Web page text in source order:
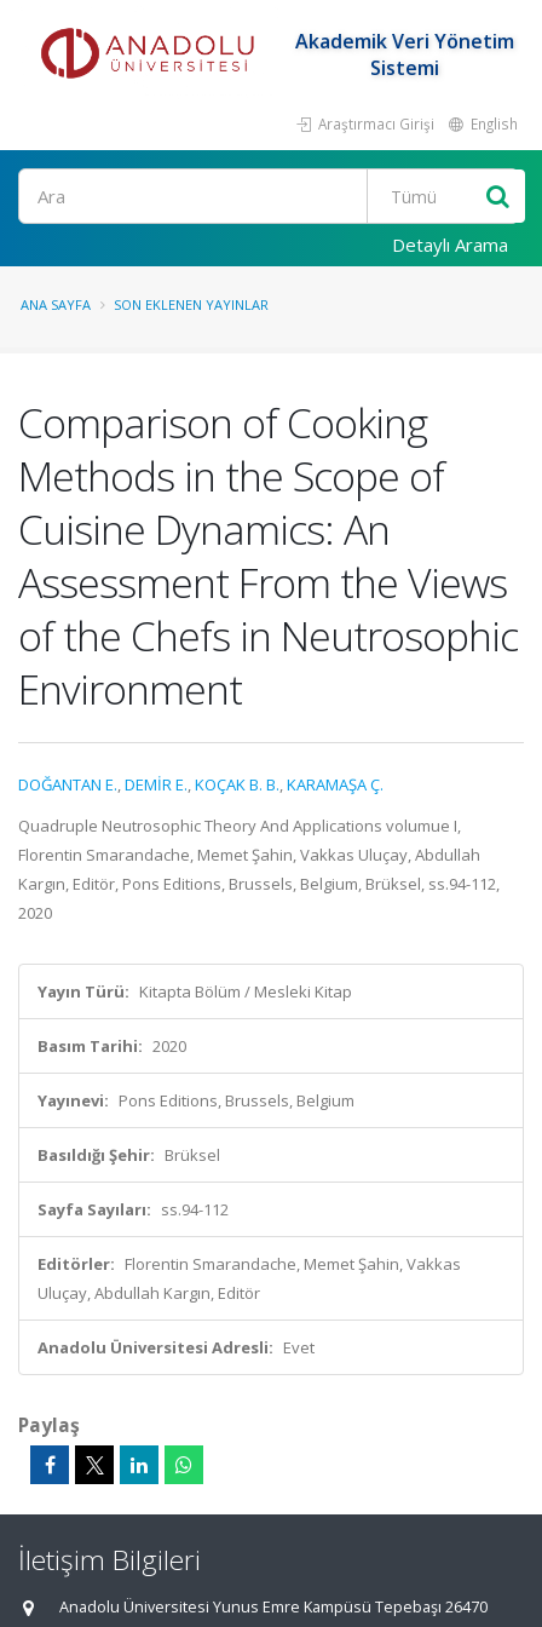
Akademik Veri Yönetim
Sistemi
Araştırmacı Girişi English
Ara
Detaylı Arama
ANA SAYFA SON EKLENEN YAYINLAR
Comparison of Cooking
Methods in the Scope of
Cuisine Dynamics: An
Assessment From the Views
of the Chefs in Neutrosophic
Environment
DOĞANTAN E.,DEMİR E.,KOÇAK B. B.,KARAMAŞA Ç.
Quadruple Neutrosophic Theory And Applications volumue I,
Florentin Smarandache, Memet Şahin, Vakkas Uluçay, Abdullah
Kargın, Editör, Pons Editions, Brussels, Belgium, Brüksel, ss.94-112,
2020
Yayın Türü: Kitapta Bölüm / Mesleki Kitap
Basım Tarihi: 2020
Yayınevi: Pons Editions, Brussels, Belgium
Basıldığı Şehir: Brüksel
Sayfa Sayıları: ss.94-112
Editörler: Florentin Smarandache, Memet Şahin, Vakkas
Uluçay, Abdullah Kargın, Editör
Anadolu Üniversitesi Adresli: Evet
Paylaş
İletişim Bilgileri
Anadolu Üniversitesi Yunus Emre Kampüsü Tepebaşı 26470